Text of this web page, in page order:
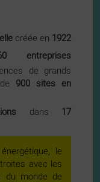
créée en 1922
entreprises
de grands
900 sites en
dans 17
le
avec les
du monde de